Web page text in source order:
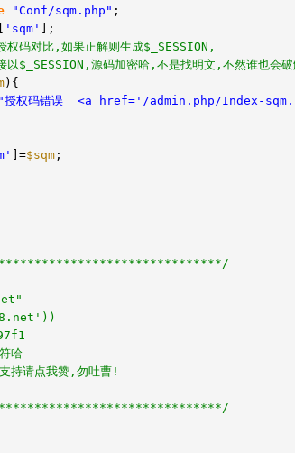
"Conf/sqm.php" ;
'sqm'
];
权码对比,如果正解则生成$_SESSION,
以$_SESSION,源码加密哈,不是找明文,不然谁也会破
){
"授权码错误 <a href='/admin.php/Index-
]=$sqm ;
哈
持请点我赞,勿吐曹!